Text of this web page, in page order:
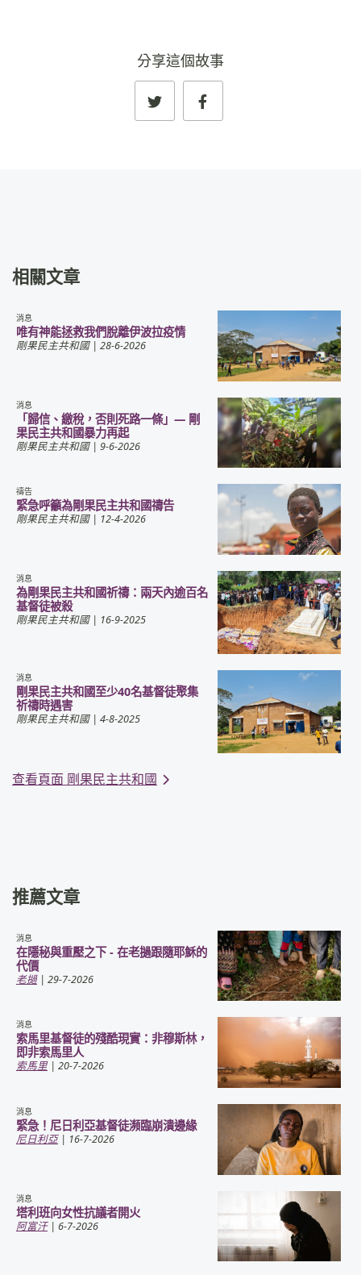
分享這個故事
相關文章
消息
唯有神能拯救我們脫離伊波拉疫情
剛果民主共和國| 28-6-2026
消息
「歸信、繳稅，否則死路一條」— 剛
果民主共和國暴力再起
剛果民主共和國| 9-6-2026
禱告
緊急呼籲為剛果民主共和國禱告
剛果民主共和國| 12-4-2026
消息
為剛果民主共和國祈禱：兩天內逾百名
基督徒被殺
剛果民主共和國| 16-9-2025
消息
剛果民主共和國至少40名基督徒聚集
祈禱時遇害
剛果民主共和國| 4-8-2025
查看頁面 剛果民主共和國
推薦文章
消息
在隱秘與重壓之下 - 在老撾跟隨耶穌的
代價
老撾| 29-7-2026
消息
索馬里基督徒的殘酷現實：非穆斯林，
即非索馬里人
索馬里| 20-7-2026
消息
緊急！尼日利亞基督徒瀕臨崩潰邊緣
尼日利亞| 16-7-2026
消息
塔利班向女性抗議者開火
阿富汗| 6-7-2026